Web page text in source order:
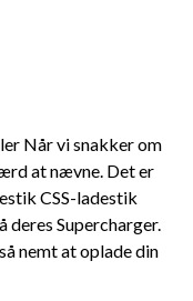
Når vi snakker om
at nævne. Det er
CSS-ladestik
Supercharger.
nemt at oplade din